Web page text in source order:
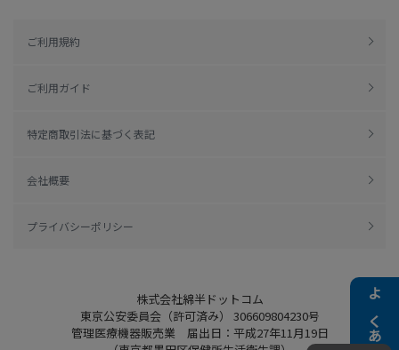
ご利用規約
ご利用ガイド
特定商取引法に基づく表記
会社概要
プライバシーポリシー
株式会社綿半ドットコム
東京公安委員会（許可済み） 306609804230号
管理医療機器販売業 届出日：平成27年11月19日